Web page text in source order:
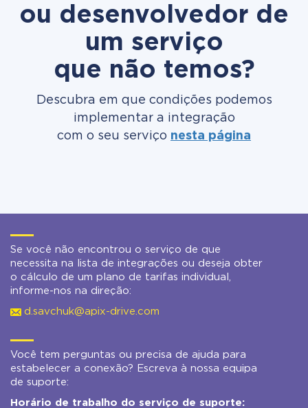
ou desenvolvedor de
um serviço
que não temos?
Descubra em que condições podemos
implementar a integração
com o seu serviço nesta página
Se você não encontrou o serviço de que
necessita na lista de integrações ou deseja obter
o cálculo de um plano de tarifas individual,
informe-nos na direção:
d.savchuk@apix-drive.com
Você tem perguntas ou precisa de ajuda para
estabelecer a conexão? Escreva à nossa equipa
de suporte:
Horário de trabalho do serviço de suporte: